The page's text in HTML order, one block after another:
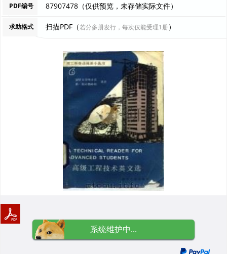
PDF编号 87907478（仅供预览，未存储实际文件）
求助格式 扫描PDF（若分多册发行，每次仅能受理1册）
系统维护中...